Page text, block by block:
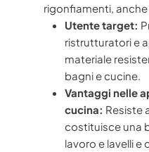
rigonfiamenti, anche
Utente target:
ristrutturatori e
materiale
bagni e cucine.
Vantaggi nelle
cucina: Resiste
costituisce una
lavoro e lavelli